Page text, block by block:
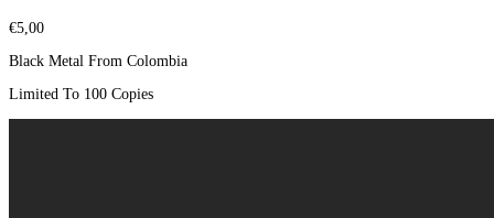
€5,00
Black Metal From Colombia
Limited To 100 Copies